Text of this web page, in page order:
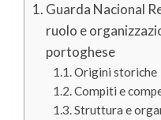
Guarda Nacional
ruolo e
portoghese
Origini storiche
Compiti e
Struttura e